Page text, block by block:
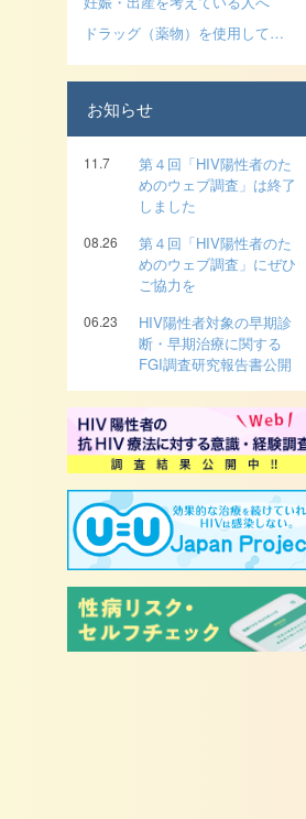
ドラッグ（薬物）を使用して…
お知らせ
11.7
第４回「HIV陽性者のた
めのウェブ調査」は終了
しました
08.26
第４回「HIV陽性者のた
めのウェブ調査」にぜひ
ご協力を
06.23
HIV陽性者対象の早期診
断・早期治療に関する
FGI調査研究報告書公開